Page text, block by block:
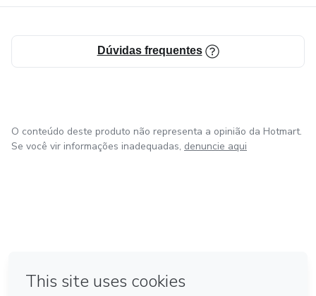
Dúvidas frequentes
O conteúdo deste produto não representa a opinião da Hotmart.
Se você vir informações inadequadas, denuncie aqui
Feito com ❤ em Bogotá